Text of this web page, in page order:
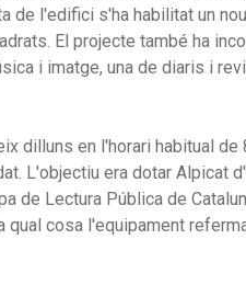
de l'edifici s'ha habilitat un
El projecte també ha
i imatge, una de diaris i
dilluns en l'horari habitual de
L'objectiu era dotar Alpicat
de Lectura Pública de
cosa l'equipament